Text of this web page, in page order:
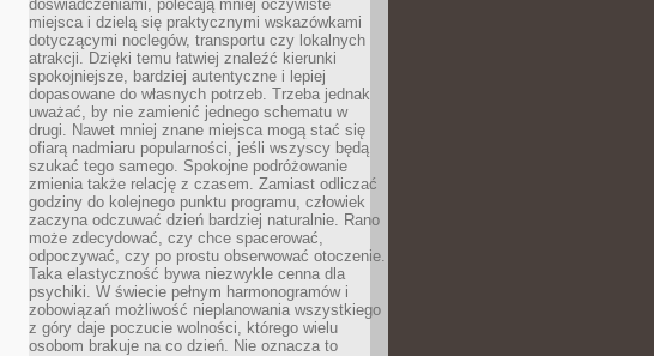
doświadczeniami, polecają mniej oczywiste
miejsca i dzielą się praktycznymi wskazówkami
dotyczącymi noclegów, transportu czy lokalnych
atrakcji. Dzięki temu łatwiej znaleźć kierunki
spokojniejsze, bardziej autentyczne i lepiej
dopasowane do własnych potrzeb. Trzeba jednak
uważać, by nie zamienić jednego schematu w
drugi. Nawet mniej znane miejsca mogą stać się
ofiarą nadmiaru popularności, jeśli wszyscy będą
szukać tego samego. Spokojne podróżowanie
zmienia także relację z czasem. Zamiast odliczać
godziny do kolejnego punktu programu, człowiek
zaczyna odczuwać dzień bardziej naturalnie. Rano
może zdecydować, czy chce spacerować,
odpoczywać, czy po prostu obserwować otoczenie.
Taka elastyczność bywa niezwykle cenna dla
psychiki. W świecie pełnym harmonogramów i
zobowiązań możliwość nieplanowania wszystkiego
z góry daje poczucie wolności, którego wielu
osobom brakuje na co dzień. Nie oznacza to